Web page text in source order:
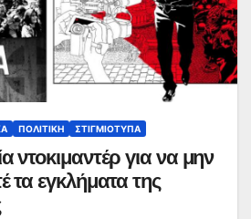
ΠΟΛΙΤΙΚΉ ΣΤΙΓΜΙΌΤΥΠΑ
ντοκιμαντέρ για να μην
τα εγκλήματα της